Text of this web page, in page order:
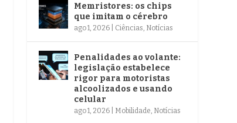
Memristores: os chips
que imitam o cérebro
ago 1, 2026 Ciências, Notícias
Penalidades ao volante:
legislação estabelece
rigor para motoristas
alcoolizados e usando
celular
ago 1, 2026 Mobilidade, Notícias